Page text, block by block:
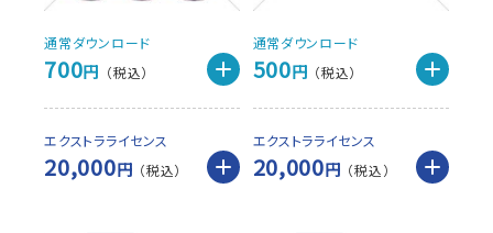
通常ダウンロード
700円
エクストラライセンス
20,000円
通常ダウンロード
500円
エクストラライセンス
20,000円